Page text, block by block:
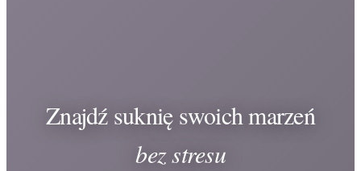
Znajdź suknię swoich marzeń
bez stresu